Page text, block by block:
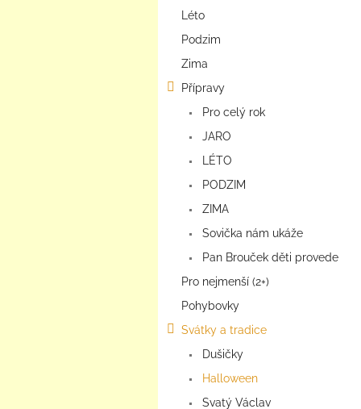
Léto
Podzim
Zima
Přípravy
Pro celý rok
JARO
LÉTO
PODZIM
ZIMA
Sovička nám ukáže
Pan Brouček děti provede
Pro nejmenší (2+)
Pohybovky
Svátky a tradice
Dušičky
Halloween
Svatý Václav